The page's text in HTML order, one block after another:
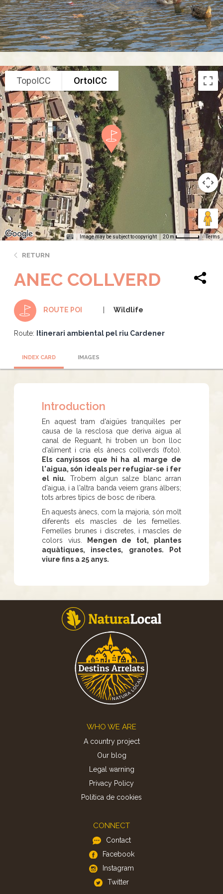
TopoICC OrtoICC
Image may be subject to copyright 20 m Terms
RETURN
ANEC COLLVERD
ROUTE POI Wildlife
Route: Itinerari ambiental pel riu Cardener
INDEX CARD IMAGES
Introduction
En aquest tram d'aigües tranquil·les per
causa de la resclosa que deriva aigua al
canal de Reguant, hi troben un bon lloc
d'aliment i cria els ànecs collverds (foto).
Els canyissos que hi ha al marge de
l'aigua, són ideals per refugiar-se i fer
el niu. Trobem algun salze blanc arran
d'aigua, i a l'altra banda veiem grans àlbers;
tots arbres típics de bosc de ribera.
En aquests ànecs, com la majoria, són molt
diferents els mascles de les femelles.
Femelles brunes i discretes, i mascles de
colors vius.
Mengen de tot, plantes
aquàtiques, insectes, granotes. Pot
viure fins a 25 anys.
WHO WE ARE
A country project
Our blog
Legal warning
Privacy Policy
Politica de cookies
CONNECT
Contact
Facebook
Instagram
Twitter